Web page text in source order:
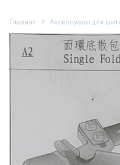
Главная Аксессуары для